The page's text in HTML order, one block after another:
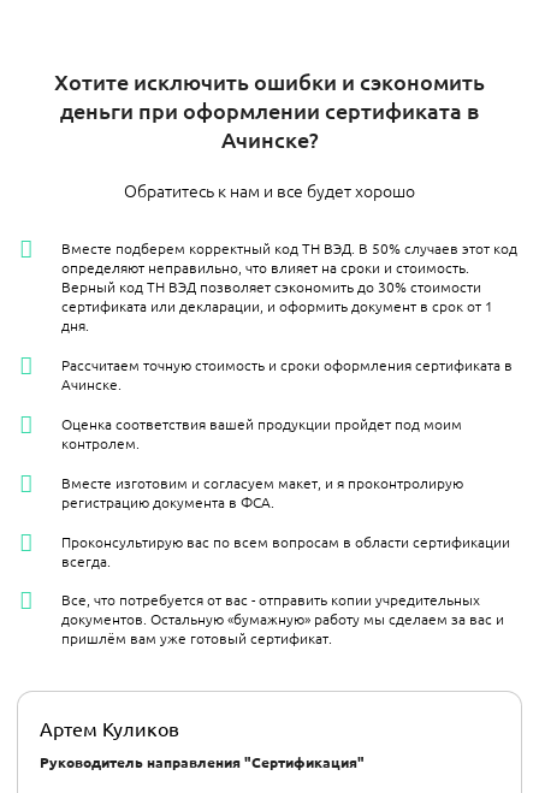
Хотите исключить ошибки и сэкономить
деньги при оформлении сертификата в
Ачинске?
Обратитесь к нам и все будет хорошо
Артем Куликов
Руководитель направления "Сертификация"
Вместе подберем корректный код ТН ВЭД. В 50% случаев этот код
определяют неправильно, что влияет на сроки и стоимость.
Верный код ТН ВЭД позволяет сэкономить до 30% стоимости
сертификата или декларации, и оформить документ в срок от 1
дня.
Рассчитаем точную стоимость и сроки оформления сертификата в
Ачинске.
Оценка соответствия вашей продукции пройдет под моим
контролем.
Вместе изготовим и согласуем макет, и я проконтролирую
регистрацию документа в ФСА.
Проконсультирую вас по всем вопросам в области сертификации
всегда.
Все, что потребуется от вас - отправить копии учредительных
документов. Остальную «бумажную» работу мы сделаем за вас и
пришлём вам уже готовый сертификат.